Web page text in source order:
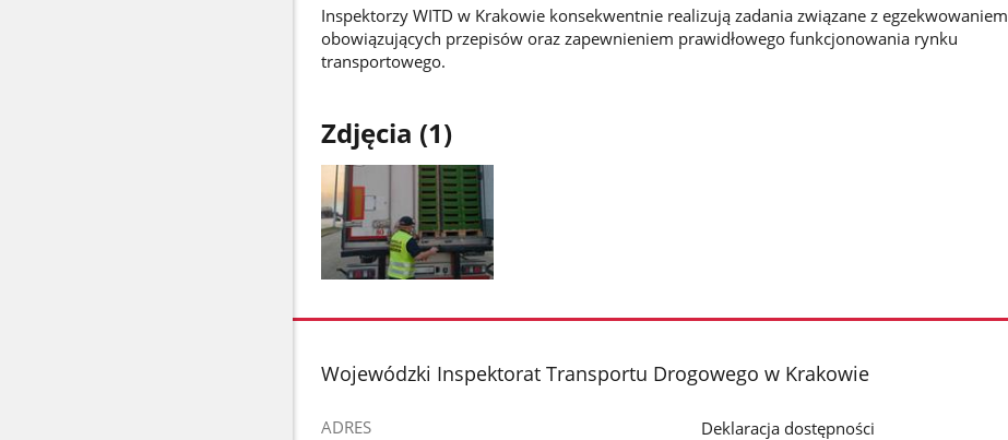
Inspektorzy WITD w Krakowie konsekwentnie realizują zadania związane z egzekwowaniem
obowiązujących przepisów oraz zapewnieniem prawidłowego funkcjonowania rynku
transportowego.
Zdjęcia (1)
galerii.
stopka
Wojewódzki Inspektorat Transportu Drogowego w Krakowie
ADRES
Deklaracja dostępności